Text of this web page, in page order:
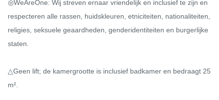
◎WeAreOne: Wij streven ernaar vriendelijk en inclusief te zijn en
respecteren alle rassen, huidskleuren, etniciteiten, nationaliteiten,
religies, seksuele geaardheden, genderidentiteiten en burgerlijke
staten.
△Geen lift; de kamergrootte is inclusief badkamer en bedraagt ​​25
m².